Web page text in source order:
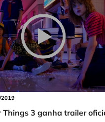
Things 3 ganha trailer